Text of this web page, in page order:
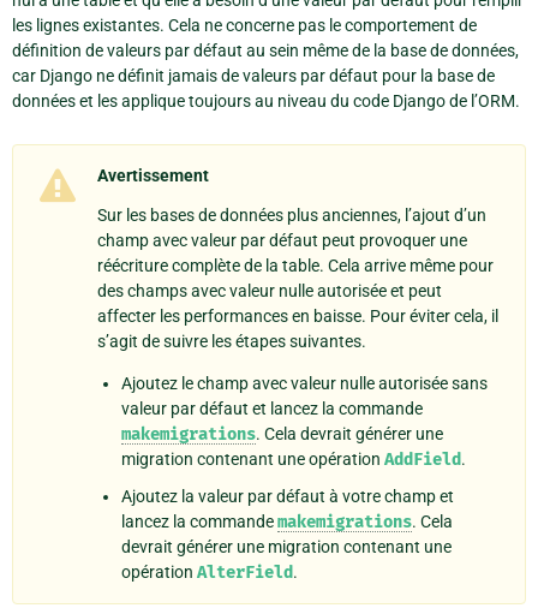
les lignes existantes. Cela ne concerne pas le comportement de
définition de valeurs par défaut au sein même de la base de données,
car Django ne définit jamais de valeurs par défaut pour la base de
données et les applique toujours au niveau du code Django de l’ORM.
Avertissement
Sur les bases de données plus anciennes, l’ajout d’un
champ avec valeur par défaut peut provoquer une
réécriture complète de la table. Cela arrive même pour
des champs avec valeur nulle autorisée et peut
affecter les performances en baisse. Pour éviter cela, il
s’agit de suivre les étapes suivantes.
Ajoutez le champ avec valeur nulle autorisée sans
valeur par défaut et lancez la commande
makemigrations. Cela devrait générer une
migration contenant une opération AddField.
Ajoutez la valeur par défaut à votre champ et
lancez la commandemakemigrations. Cela
devrait générer une migration contenant une
opération AlterField.